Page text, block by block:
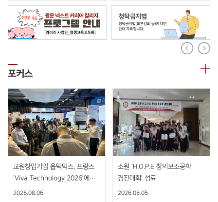
포커스
교원창업기업 옵틱믹스, 프랑스
‘Viva Technology 2026’에서
AI 기반 비접촉 핸드제스처 센서
2026.08.06
소원 ‘H.O.P.E 창의보조공학
경진대회’ 성료
2026.08.05